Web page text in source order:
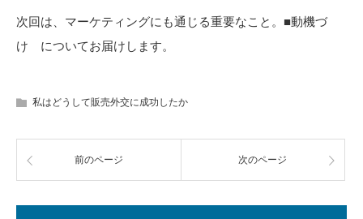
次回は、マーケティングにも通じる重要なこと。■動機づ
け についてお届けします。
私はどうして販売外交に成功したか
前のページ 次のページ